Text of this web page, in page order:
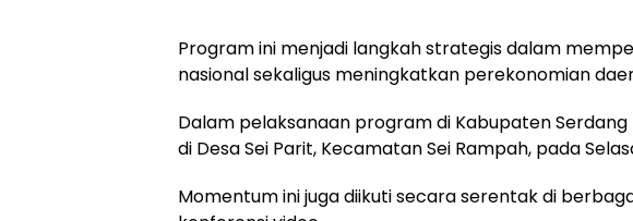
Program ini menjadi langkah strategis dalam
nasional sekaligus meningkatkan perekonomian
Dalam pelaksanaan program di Kabupaten
di Desa Sei Parit, Kecamatan Sei Rampah, pada
Momentum ini juga diikuti secara serentak di